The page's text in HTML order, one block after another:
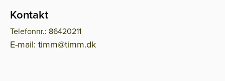
Kontakt
Telefonnr.: 86420211
E-mail: timm@timm.dk